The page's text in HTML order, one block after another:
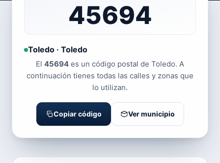
45694
Toledo · Toledo
El 45694 es un código postal de Toledo. A
continuación tienes todas las calles y zonas que
lo utilizan.
Copiar código Ver municipio